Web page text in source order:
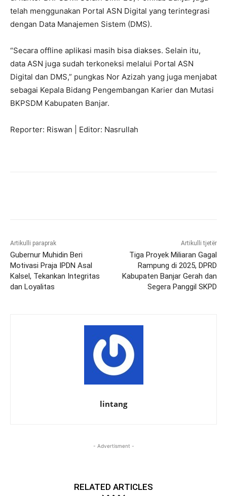
telah menggunakan Portal ASN Digital yang terintegrasi
dengan Data Manajemen Sistem (DMS).
“Secara offline aplikasi masih bisa diakses. Selain itu,
data ASN juga sudah terkoneksi melalui Portal ASN
Digital dan DMS,” pungkas Nor Azizah yang juga menjabat
sebagai Kepala Bidang Pengembangan Karier dan Mutasi
BKPSDM Kabupaten Banjar.
Reporter: Riswan | Editor: Nasrullah
Artikulli paraprak
Gubernur Muhidin Beri
Motivasi Praja IPDN Asal
Kalsel, Tekankan Integritas
dan Loyalitas
Artikulli tjetër
Tiga Proyek Miliaran Gagal
Rampung di 2025, DPRD
Kabupaten Banjar Gerah dan
Segera Panggil SKPD
lintang
- Advertisment -
RELATED ARTICLES